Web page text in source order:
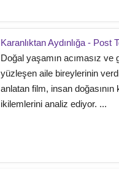
Karanlıktan Aydınlığa - Post
Doğal yaşamın acımasız
yüzleşen aile bireylerinin
anlatan film, insan doğasının
ikilemlerini analiz ediyor. ...